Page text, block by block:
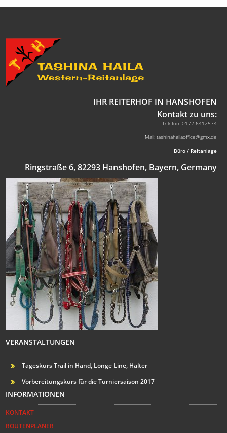
IHR REITERHOF IN HANSHOFEN
Kontakt zu uns:
Telefon: 0172 6412574
Mail: tashinahailaoffice@gmx.de
Büro / Reitanlage
Ringstraße 6, 82293 Hanshofen, Bayern, Germany
VERANSTALTUNGEN
Tageskurs Trail in Hand, Longe Line, Halter
Vorbereitungskurs für die Turniersaison 2017
INFORMATIONEN
KONTAKT
ROUTENPLANER